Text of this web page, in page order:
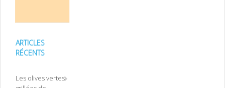
ARTICLES
RÉCENTS
Les olives vertes